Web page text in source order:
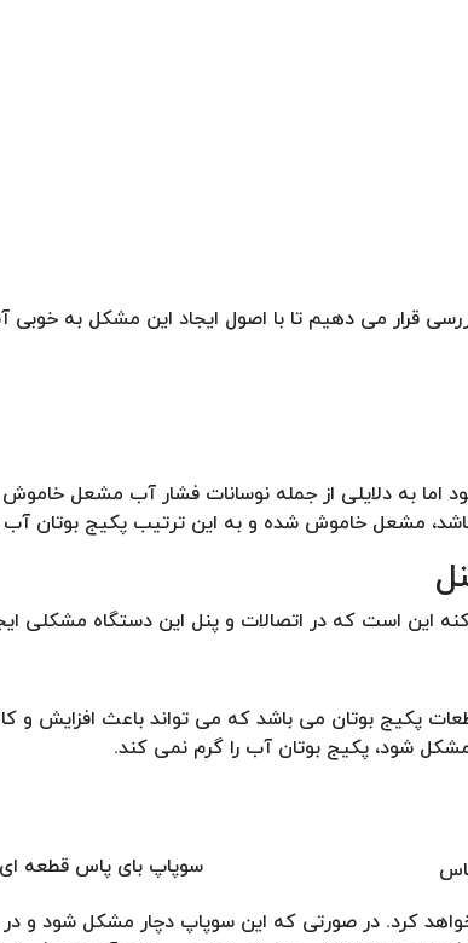
قرار می دهیم تا با اصول ایجاد این مشکل به خوبی
به دلایلی از جمله نوسانات فشار آب مشعل
مشعل خاموش شده و به این ترتیب پکیج بوتان
این است که در اتصالات و پنل این دستگاه مشکلی
پکیج بوتان می باشد که می تواند باعث افزایش
شود، پکیج بوتان آب را گرم نمی کند.
سوپاپ بای پاس قطعه
کرد. در صورتی که این سوپاپ دچار مشکل شود و